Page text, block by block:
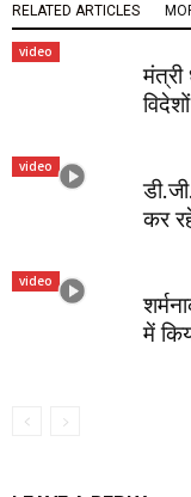
RELATED ARTICLES
video
मंत्री
video
कर
video
में